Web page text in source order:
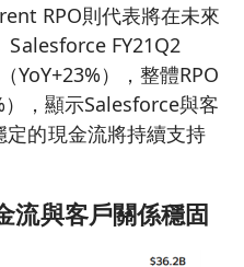
RPO則代表將在未來
Salesforce FY21Q2
YoY+23%），整體RPO
，顯示Salesforce與客
定的現金流將持續支持
流與客戶關係穩固